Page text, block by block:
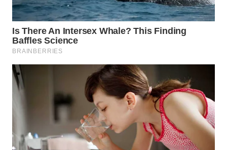
LAWAS
WN
SUMEDANG
CIANJUR
KEPULAUAN